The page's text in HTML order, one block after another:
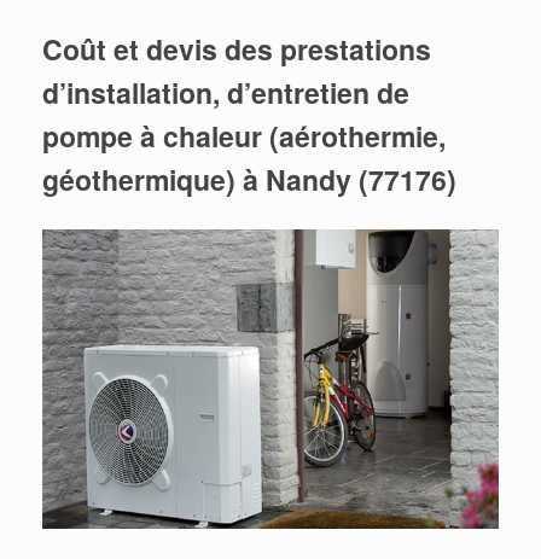
Coût et devis des prestations
d’installation, d’entretien de
pompe à chaleur (aérothermie,
géothermique) à Nandy (77176)